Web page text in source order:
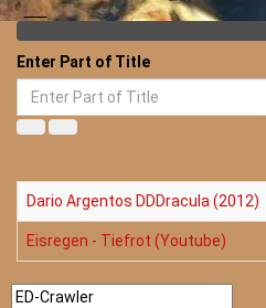
Enter Part of Title
Dario Argentos DDDracula (2012)
Eisregen - Tiefrot (Youtube)